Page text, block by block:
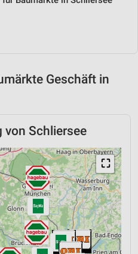
Geschäft in
von Schliersee
⛶